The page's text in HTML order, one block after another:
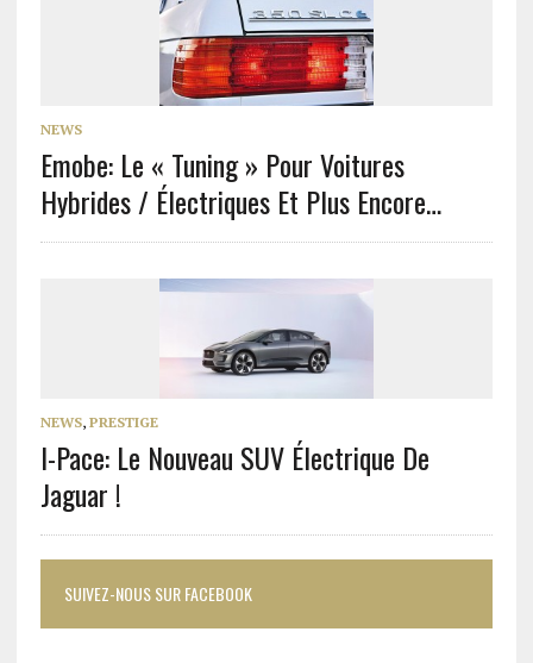
NEWS
Emobe: Le « Tuning » Pour Voitures
Hybrides / Électriques Et Plus Encore…
NEWS, PRESTIGE
I-Pace: Le Nouveau SUV Électrique De
Jaguar !
SUIVEZ-NOUS SUR FACEBOOK